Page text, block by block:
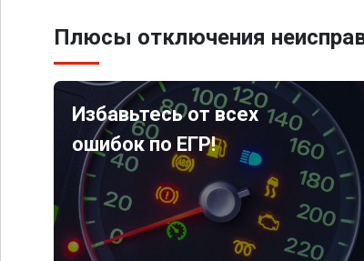
Плюсы отключения
Избавьтесь от всех
ошибок по ЕГР!